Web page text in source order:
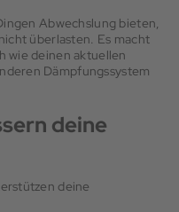
Abwechslung bieten,
überlasten. Es macht
wie deinen aktuellen
Dämpfungssystem
deine
deine